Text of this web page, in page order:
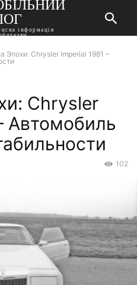
інформація
Эпохи: Chrysler Imperial 1981 –
Chrysler
Автомобиль
102